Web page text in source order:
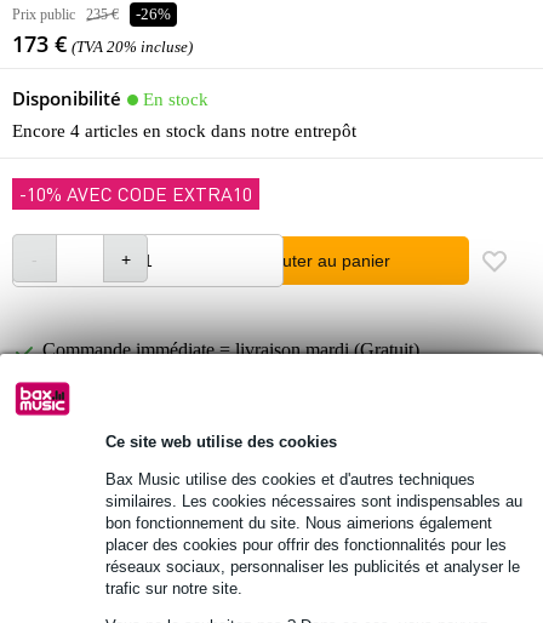
Ce site web utilise des cookies
Bax Music utilise des cookies et d'autres techniques
similaires. Les cookies nécessaires sont indispensables au
bon fonctionnement du site. Nous aimerions également
placer des cookies pour offrir des fonctionnalités pour les
réseaux sociaux, personnaliser les publicités et analyser le
trafic sur notre site.
Prix public 235 € -26%
173 € (TVA 20% incluse)
Disponibilité
En stock
Encore 4 articles en stock dans notre entrepôt
-10% AVEC CODE EXTRA10
Ajouter au panier
Commande immédiate = livraison mardi (Gratuit)
Retours gratuits
Optez maintenant pour une extension de garantie de 2
ans et profitez de plus d'avantages exclusifs !
8,65 € (frais uniques)